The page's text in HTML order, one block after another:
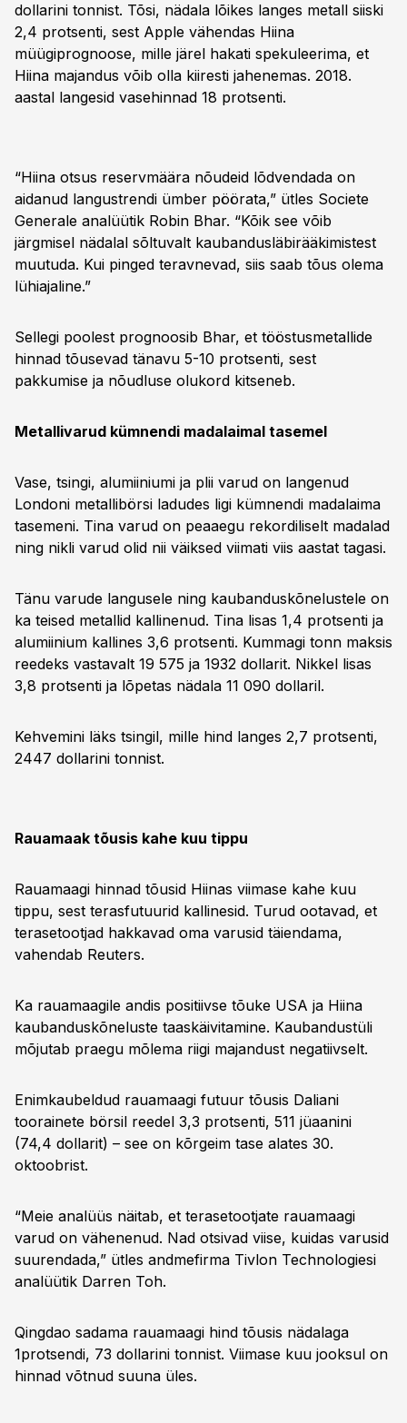
dollarini tonnist. Tõsi, nädala lõikes langes metall siiski
2,4 protsenti, sest Apple vähendas Hiina
müügiprognoose, mille järel hakati spekuleerima, et
Hiina majandus võib olla kiiresti jahenemas. 2018.
aastal langesid vasehinnad 18 protsenti.
“Hiina otsus reservmäära nõudeid lõdvendada on
aidanud langustrendi ümber pöörata,” ütles Societe
Generale analüütik Robin Bhar. “Kõik see võib
järgmisel nädalal sõltuvalt kaubandusläbirääkimistest
muutuda. Kui pinged teravnevad, siis saab tõus olema
lühiajaline.”
Sellegi poolest prognoosib Bhar, et tööstusmetallide
hinnad tõusevad tänavu 5-10 protsenti, sest
pakkumise ja nõudluse olukord kitseneb.
Metallivarud kümnendi madalaimal tasemel
Vase, tsingi, alumiiniumi ja plii varud on langenud
Londoni metallibörsi ladudes ligi kümnendi madalaima
tasemeni. Tina varud on peaaegu rekordiliselt madalad
ning nikli varud olid nii väiksed viimati viis aastat tagasi.
Tänu varude langusele ning kaubanduskõnelustele on
ka teised metallid kallinenud. Tina lisas 1,4 protsenti ja
alumiinium kallines 3,6 protsenti. Kummagi tonn maksis
reedeks vastavalt 19 575 ja 1932 dollarit. Nikkel lisas
3,8 protsenti ja lõpetas nädala 11 090 dollaril.
Kehvemini läks tsingil, mille hind langes 2,7 protsenti,
2447 dollarini tonnist.
Rauamaak tõusis kahe kuu tippu
Rauamaagi hinnad tõusid Hiinas viimase kahe kuu
tippu, sest terasfutuurid kallinesid. Turud ootavad, et
terasetootjad hakkavad oma varusid täiendama,
vahendab Reuters.
Ka rauamaagile andis positiivse tõuke USA ja Hiina
kaubanduskõneluste taaskäivitamine. Kaubandustüli
mõjutab praegu mõlema riigi majandust negatiivselt.
Enimkaubeldud rauamaagi futuur tõusis Daliani
toorainete börsil reedel 3,3 protsenti, 511 jüaanini
(74,4 dollarit) – see on kõrgeim tase alates 30.
oktoobrist.
“Meie analüüs näitab, et terasetootjate rauamaagi
varud on vähenenud. Nad otsivad viise, kuidas varusid
suurendada,” ütles andmefirma Tivlon Technologiesi
analüütik Darren Toh.
Qingdao sadama rauamaagi hind tõusis nädalaga
1protsendi, 73 dollarini tonnist. Viimase kuu jooksul on
hinnad võtnud suuna üles.